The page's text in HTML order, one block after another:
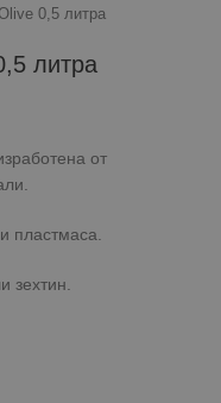
0,5 литра
литра
от
пластмаса.
зехтин.